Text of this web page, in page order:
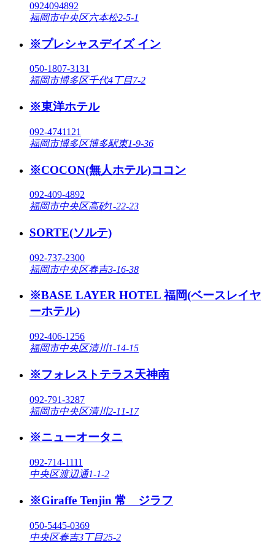
0924094892
福岡市中央区六本松2-5-1
※プレシャスデイズ イン
050-1807-3131
福岡市博多区千代4丁目7-2
※東洋ホテル
092-4741121
福岡市博多区博多駅東1-9-36
※COCON(無人ホテル)ココン
092-409-4892
福岡市中央区高砂1-22-23
SORTE(ソルテ)
092-737-2300
福岡市中央区春吉3-16-38
※BASE LAYER HOTEL 福岡(ベースレイヤ
ーホテル)
092-406-1256
福岡市中央区清川1-14-15
※フォレストテラス天神南
092-791-3287
福岡市中央区清川2-11-17
※ニューオータニ
092-714-1111
中央区渡辺通1-1-2
※Giraffe Tenjin 常 ジラフ
050-5445-0369
中央区春吉3丁目25-2